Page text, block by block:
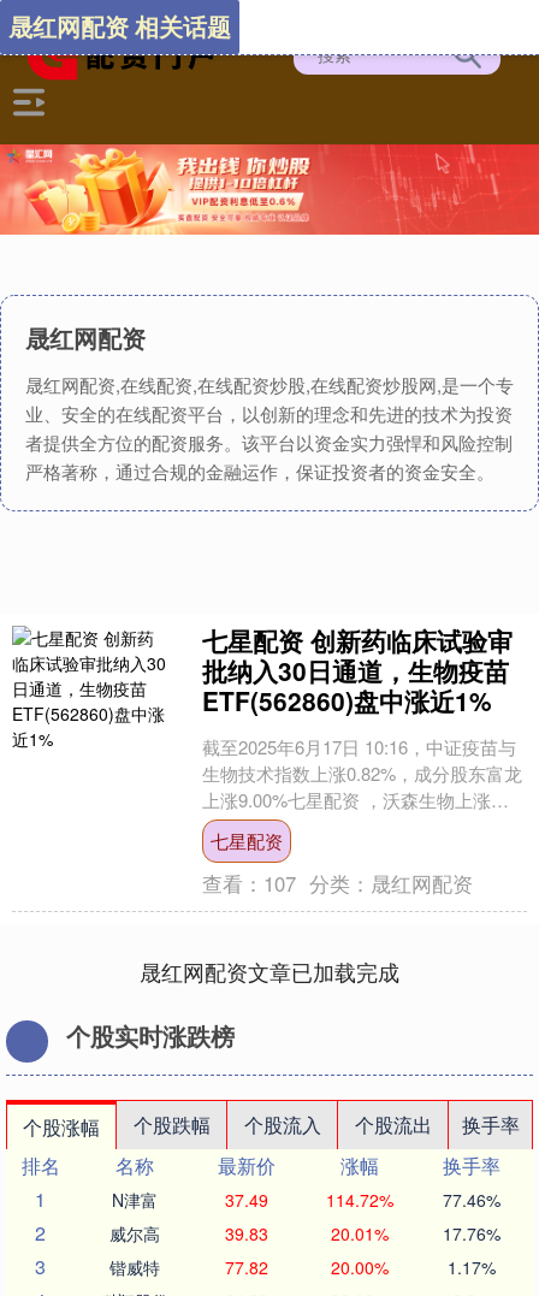
晟红网配资
晟红网配资,在线配资,在线配资炒股,在线配资炒股网,是一个专
业、安全的在线配资平台，以创新的理念和先进的技术为投资
者提供全方位的配资服务。该平台以资金实力强悍和风险控制
严格著称，通过合规的金融运作，保证投资者的资金安全。
晟红网配资 相关话题
七星配资 创新药临床试验审
批纳入30日通道，生物疫苗
ETF(562860)盘中涨近1%
截至2025年6月17日 10:16，中证疫苗与
生物技术指数上涨0.82%，成分股东富龙
上涨9.00%七星配资 ，沃森生物上涨
8.37%，智飞生物上涨7.04%....
七星配资
查看： 107 分类： 晟红网配资
晟红网配资文章已加载完成
个股实时涨跌榜
个股涨幅 个股跌幅 个股流入 个股流出
换手率
排名
名称 最新价 涨幅
换手率
1
N津富 37.49 114.72% 77.46%
2 威尔高 39.83 20.01% 17.76%
3 锴威特 77.82 20.00% 1.17%